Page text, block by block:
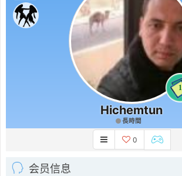
1
Hichemtun
長時間
0
会员信息